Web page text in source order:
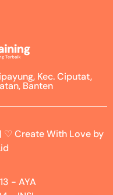
Kec. Ciputat,
Banten
♡ Create With Love by
- AYA